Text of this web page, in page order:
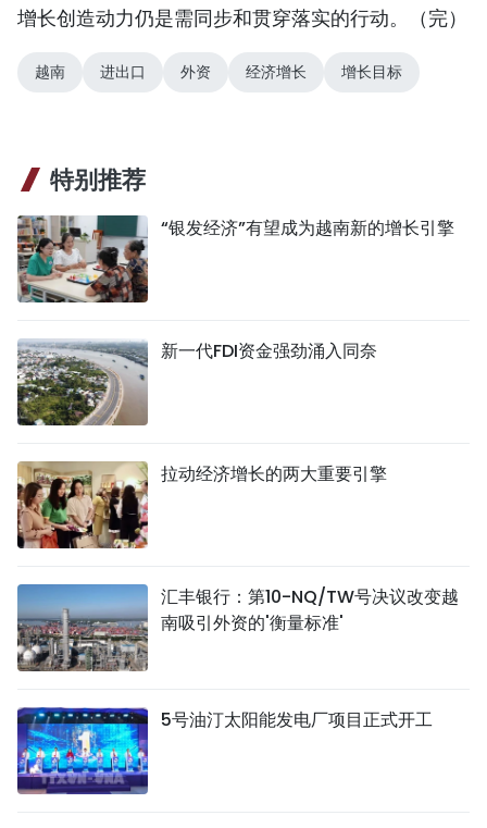
增长创造动力仍是需同步和贯穿落实的行动。（完）
越南 进出口 外资 经济增长 增长目标
特别推荐
“银发经济”有望成为越南新的增长引擎
新一代FDI资金强劲涌入同奈
拉动经济增长的两大重要引擎
汇丰银行：第10-NQ/TW号决议改变越
南吸引外资的'衡量标准'
5号油汀太阳能发电厂项目正式开工